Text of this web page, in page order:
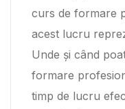
curs de formare
acest lucru
Unde și când
formare
timp de lucru